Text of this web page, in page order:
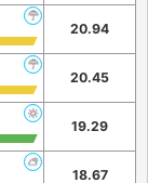
20.94
20.45
19.29
18.67